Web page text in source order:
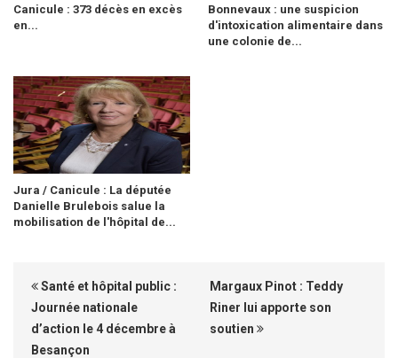
Canicule : 373 décès en excès
en...
Bonnevaux : une suspicion
d'intoxication alimentaire dans
une colonie de...
Jura / Canicule : La députée
Danielle Brulebois salue la
mobilisation de l'hôpital de...
Santé et hôpital public :
Journée nationale
d’action le 4 décembre à
Besançon
Margaux Pinot : Teddy
Riner lui apporte son
soutien